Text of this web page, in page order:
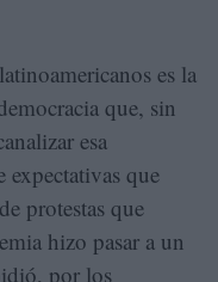
es la
que, sin
esa
expectativas que
protestas que
hizo pasar a un
por los